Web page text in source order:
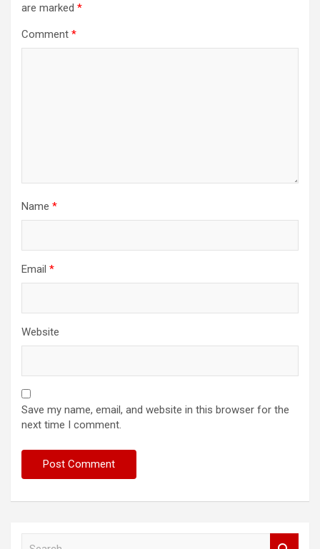
are marked *
Comment *
Name *
Email *
Website
Save my name, email, and website in this browser for the
next time I comment.